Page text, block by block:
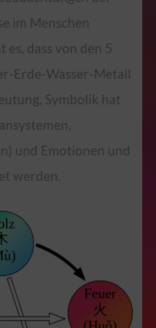
im Menschen
dass von den 5
Erde-Wasser-Metall
Symbolik hat
und Emotionen und
werden.